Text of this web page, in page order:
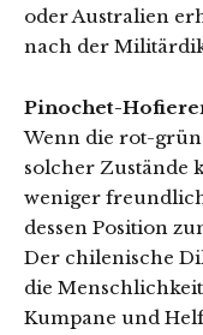
oder Australien
nach der
Pinochet-
Wenn die rot-
solcher Zustände
weniger
dessen Position
Der chilenische
die
Kumpane und